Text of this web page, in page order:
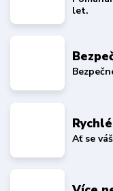
let.
Ať se